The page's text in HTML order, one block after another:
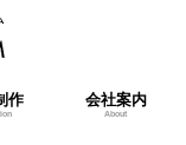
作 会社案内
About